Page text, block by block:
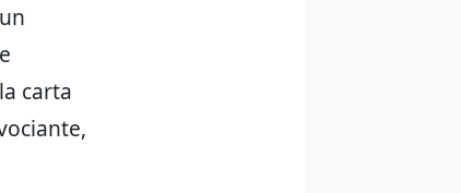
carta